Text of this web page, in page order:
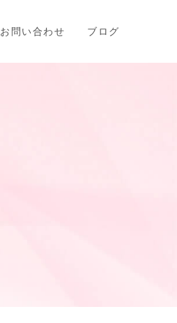
お問い合わせ ブログ